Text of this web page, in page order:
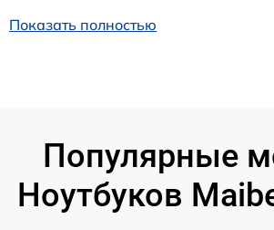
Показать полностью
Популярные
Ноутбуков